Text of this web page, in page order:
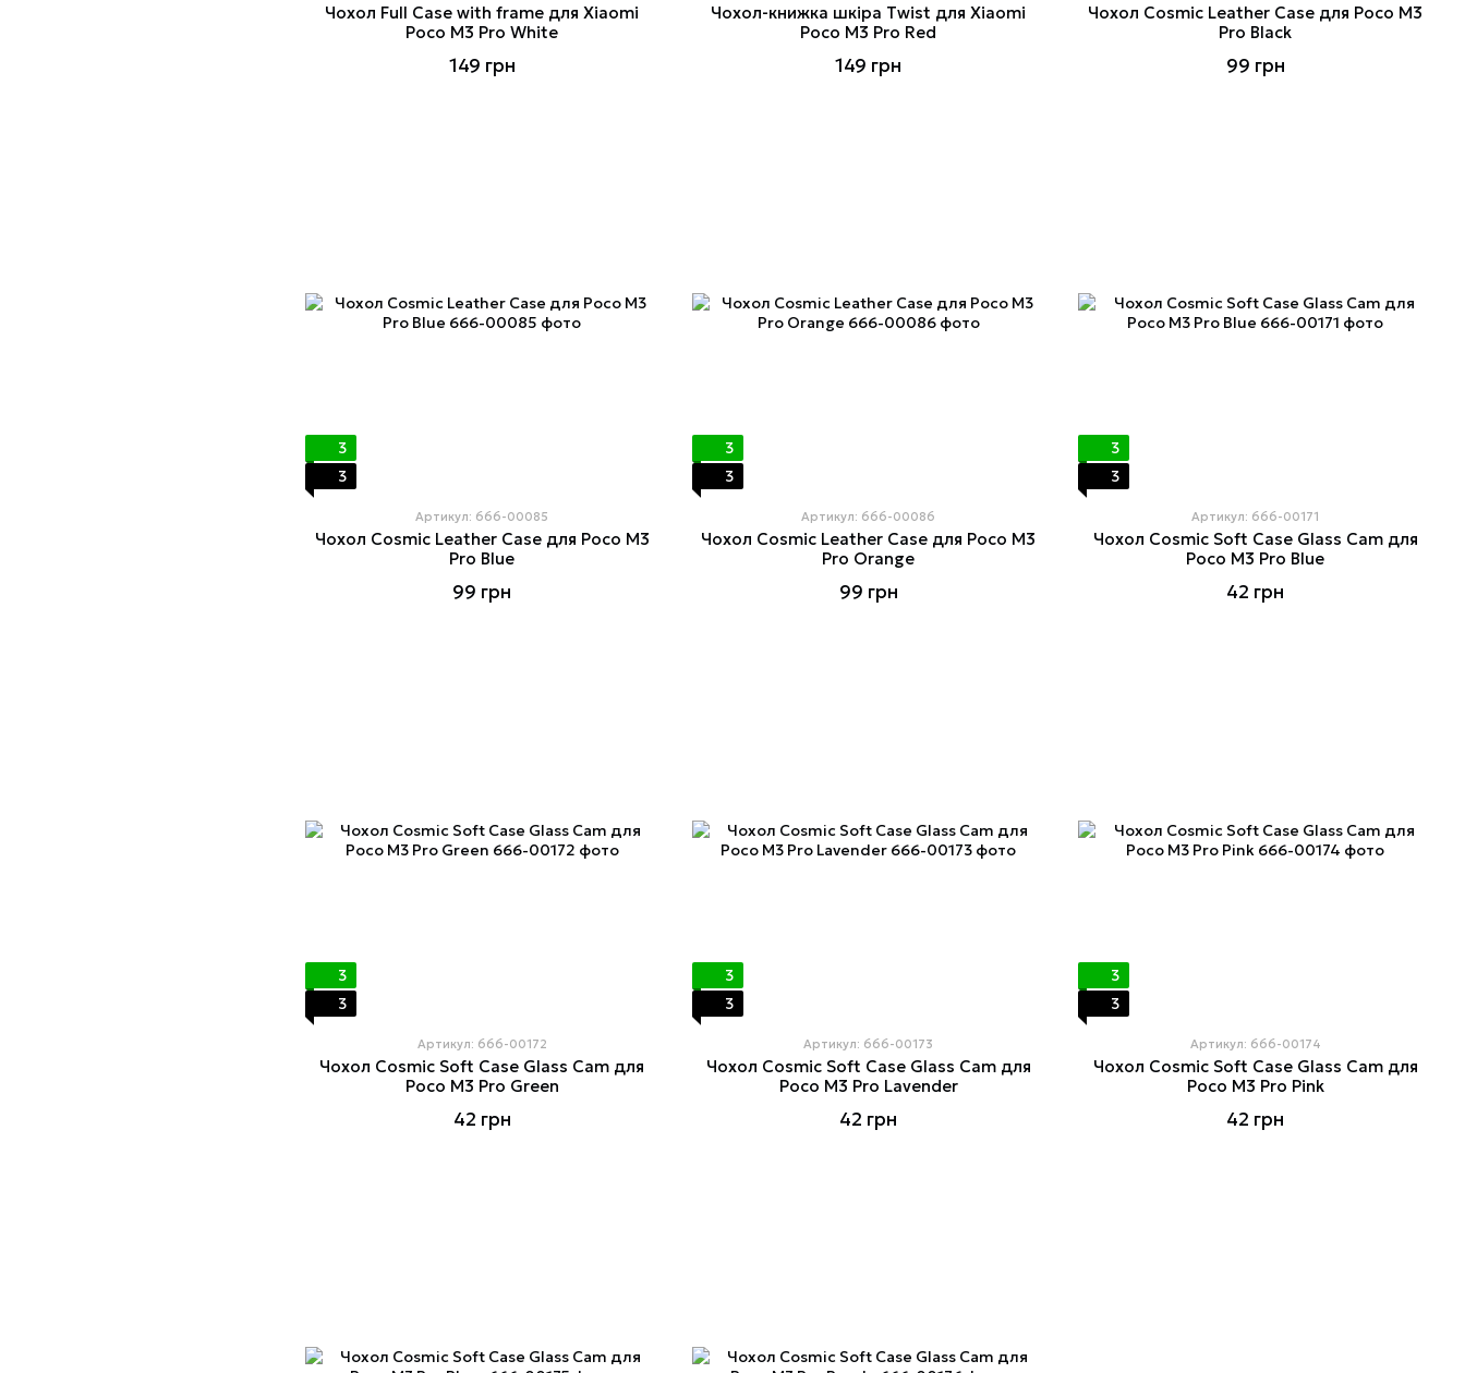
Чохол Full Case with frame для Xiaomi
Poco M3 Pro White
149 грн
Чохол-книжка шкіра Twist для Xiaomi
Poco M3 Pro Red
149 грн
Чохол Cosmiс Leather Case для Poco M3
Pro Black
99 грн
3
3
Артикул: 666-00085
Чохол Cosmiс Leather Case для Poco M3
Pro Blue
99 грн
3
3
Артикул: 666-00086
Чохол Cosmiс Leather Case для Poco M3
Pro Orange
99 грн
3
3
Артикул: 666-00171
Чохол Cosmiс Soft Case Glass Cam для
Poco M3 Pro Blue
42 грн
3
3
Артикул: 666-00172
Чохол Cosmiс Soft Case Glass Cam для
Poco M3 Pro Green
42 грн
3
3
Артикул: 666-00173
Чохол Cosmiс Soft Case Glass Cam для
Poco M3 Pro Lavender
42 грн
3
3
Артикул: 666-00174
Чохол Cosmiс Soft Case Glass Cam для
Poco M3 Pro Pink
42 грн